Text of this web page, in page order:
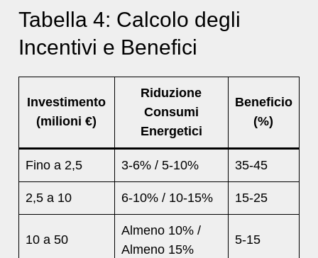
Tabella 4: Calcolo degli
Incentivi e Benefici
Investimento
(milioni €)
Riduzione
Consumi
Energetici
Beneficio
(%)
Fino a 2,5 3-6% / 5-10% 35-45
2,5 a 10 6-10% / 10-15% 15-25
10 a 50
Almeno 10% /
Almeno 15%
5-15